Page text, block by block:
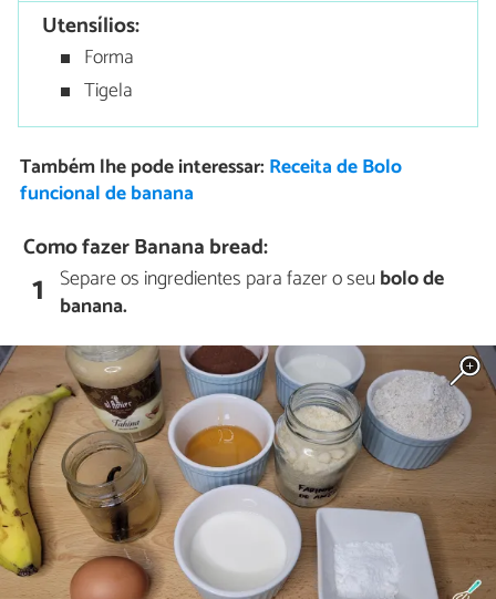
Utensílios:
Forma
Tigela
Também lhe pode interessar: Receita de Bolo
funcional de banana
Como fazer Banana bread:
1 Separe os ingredientes para fazer o seubolo de
banana.